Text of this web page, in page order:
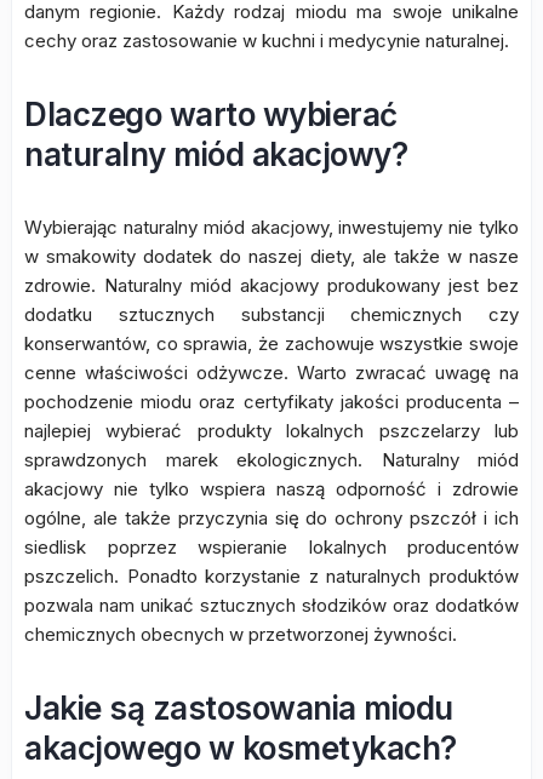
danym regionie. Każdy rodzaj miodu ma swoje unikalne
cechy oraz zastosowanie w kuchni i medycynie naturalnej.
Dlaczego warto wybierać
naturalny miód akacjowy?
Wybierając naturalny miód akacjowy, inwestujemy nie tylko
w smakowity dodatek do naszej diety, ale także w nasze
zdrowie. Naturalny miód akacjowy produkowany jest bez
dodatku sztucznych substancji chemicznych czy
konserwantów, co sprawia, że zachowuje wszystkie swoje
cenne właściwości odżywcze. Warto zwracać uwagę na
pochodzenie miodu oraz certyfikaty jakości producenta –
najlepiej wybierać produkty lokalnych pszczelarzy lub
sprawdzonych marek ekologicznych. Naturalny miód
akacjowy nie tylko wspiera naszą odporność i zdrowie
ogólne, ale także przyczynia się do ochrony pszczół i ich
siedlisk poprzez wspieranie lokalnych producentów
pszczelich. Ponadto korzystanie z naturalnych produktów
pozwala nam unikać sztucznych słodzików oraz dodatków
chemicznych obecnych w przetworzonej żywności.
Jakie są zastosowania miodu
akacjowego w kosmetykach?